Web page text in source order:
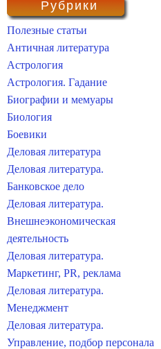
Рубрики
Полезные статьи
Античная литература
Астрология
Астрология. Гадание
Биографии и мемуары
Биология
Боевики
Деловая литература
Деловая литература.
Банковское дело
Деловая литература.
Внешнеэкономическая
деятельность
Деловая литература.
Маркетинг, PR, реклама
Деловая литература.
Менеджмент
Деловая литература.
Управление, подбор персонала